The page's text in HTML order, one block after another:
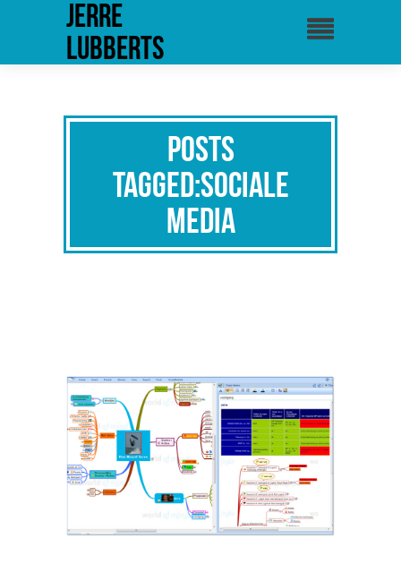
Jerre
Lubberts
Posts
Tagged:sociale
media